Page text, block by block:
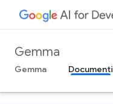
Gemma
Gemma Documenti